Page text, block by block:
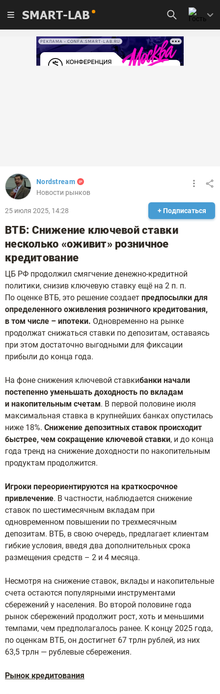
SMART-LAB
РЕКЛАМА • CONFA.SMART-LAB.RU
Nordstream
Новости рынков
25 июля 2025, 14:28 + Подписаться
ВТБ: Снижение ключевой ставки
несколько «оживит» розничное
кредитование
ЦБ РФ продолжил смягчение денежно-кредитной
политики, снизив ключевую ставку ещё на 2 п. п.
По оценке ВТБ, это решение создает предпосылки для
определенного оживления розничного кредитования,
в том числе – ипотеки. Одновременно на рынке
продолжат снижаться ставки по депозитам, оставаясь
при этом достаточно выгодными для фиксации
прибыли до конца года.
На фоне снижения ключевой ставкибанки начали
постепенно уменьшать доходность по вкладам
и накопительным счетам. В первой половине июля
максимальная ставка в крупнейших банках опустилась
ниже 18%. Снижение депозитных ставок происходит
быстрее, чем сокращение ключевой ставки, и до конца
года тренд на снижение доходности по накопительным
продуктам продолжится.
Игроки переориентируются на краткосрочное
привлечение. В частности, наблюдается снижение
ставок по шестимесячным вкладам при
одновременном повышении по трехмесячным
депозитам. ВТБ, в свою очередь, предлагает клиентам
гибкие условия, введя два дополнительных срока
размещения средств – 2 и 4 месяца.
Несмотря на снижение ставок, вклады и накопительные
счета остаются популярными инструментами
сбережений у населения. Во второй половине года
рынок сбережений продолжит рост, хоть и меньшими
темпами, чем предполагалось ранее. К концу 2025 года,
по оценкам ВТБ, он достигнет 67 трлн рублей, из них
63,5 трлн — рублевые сбережения.
Рынок кредитования